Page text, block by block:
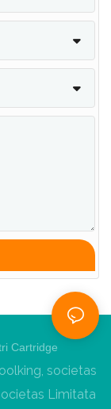
Cartridge
societas
Limitata